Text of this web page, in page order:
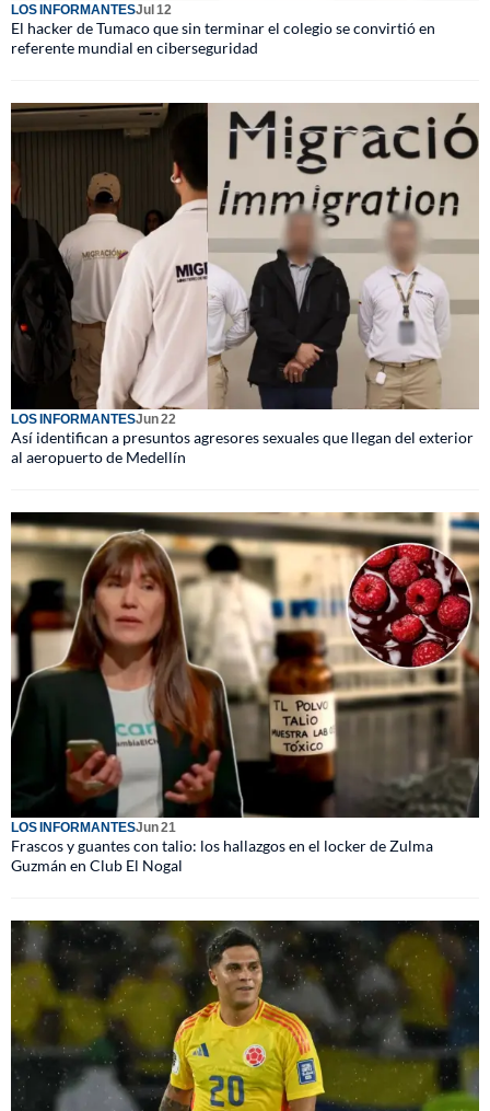
LOS INFORMANTESJul 12
El hacker de Tumaco que sin terminar el colegio se convirtió en
referente mundial en ciberseguridad
LOS INFORMANTESJun 22
Así identifican a presuntos agresores sexuales que llegan del exterior
al aeropuerto de Medellín
LOS INFORMANTESJun 21
Frascos y guantes con talio: los hallazgos en el locker de Zulma
Guzmán en Club El Nogal